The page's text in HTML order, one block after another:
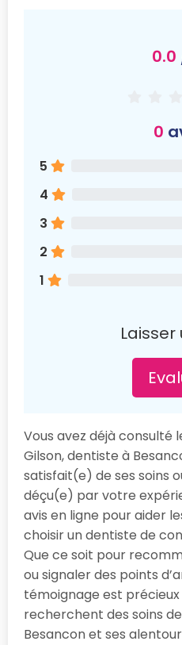
0.0
0
5
4
3
2
1
Laisser
Vous avez déjà consulté
Gilson, dentiste à
satisfait(e) de ses soins
déçu(e) par votre
avis en ligne pour aider
choisir un dentiste de
Que ce soit pour
ou signaler des points
témoignage est
recherchent des soins
Besancon et ses